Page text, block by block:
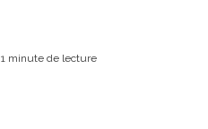
1 minute de lecture